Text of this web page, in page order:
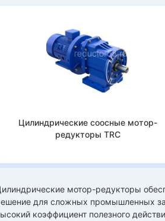
Цилиндрические соосные мотор-
редукторы TRC
мотор-редукторы
для сложных промышленных
коэффициент полезного